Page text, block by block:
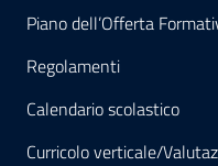
Piano dell’Offerta
Regolamenti
Calendario scolastico
Curricolo verticale/